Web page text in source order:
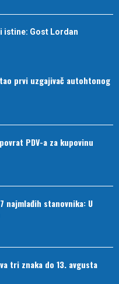
istine: Gost Lordan
prvi uzgajivač autohtonog
PDV-a za kupovinu
najmlađih stanovnika: U
tri znaka do 13. avgusta